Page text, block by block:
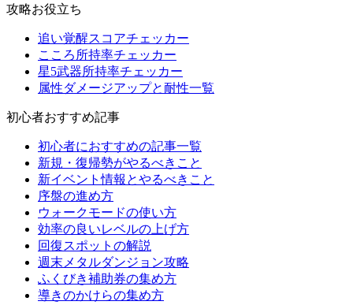
攻略お役立ち
追い覚醒スコアチェッカー
こころ所持率チェッカー
星5武器所持率チェッカー
属性ダメージアップと耐性一覧
初心者おすすめ記事
初心者におすすめの記事一覧
新規・復帰勢がやるべきこと
新イベント情報とやるべきこと
序盤の進め方
ウォークモードの使い方
効率の良いレベルの上げ方
回復スポットの解説
週末メタルダンジョン攻略
ふくびき補助券の集め方
導きのかけらの集め方